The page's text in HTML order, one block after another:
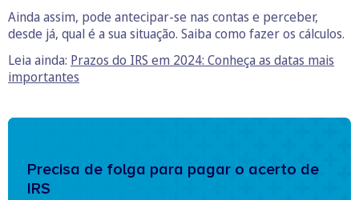
Ainda assim, pode antecipar-se nas contas e perceber,
desde já, qual é a sua situação. Saiba como fazer os cálculos.
Leia ainda: Prazos do IRS em 2024: Conheça as datas mais
importantes
Precisa de folga para pagar o acerto de
IRS